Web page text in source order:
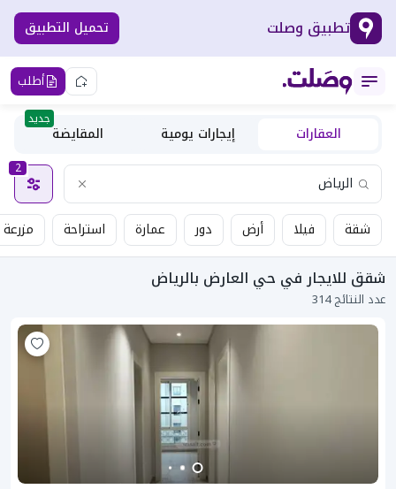
تطبيق وصلت تحميل التطبيق
أطلب
العقارات إيجارات يومية المقايضة
جديد
2
شقة فيلا أرض دور عمارة استراحة مزرعة
شقق للايجار في حي العارض بالرياض
عدد النتائج 314